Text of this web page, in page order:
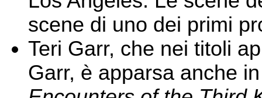
scene di uno dei primi
Teri Garr, che nei titoli
Garr, è apparsa anche